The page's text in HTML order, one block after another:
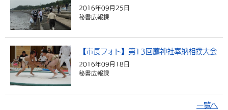
2016年09月25日
秘書広報課
【市長フォト】第13回薦神社奉納相撲大会
2016年09月18日
秘書広報課
一覧へ